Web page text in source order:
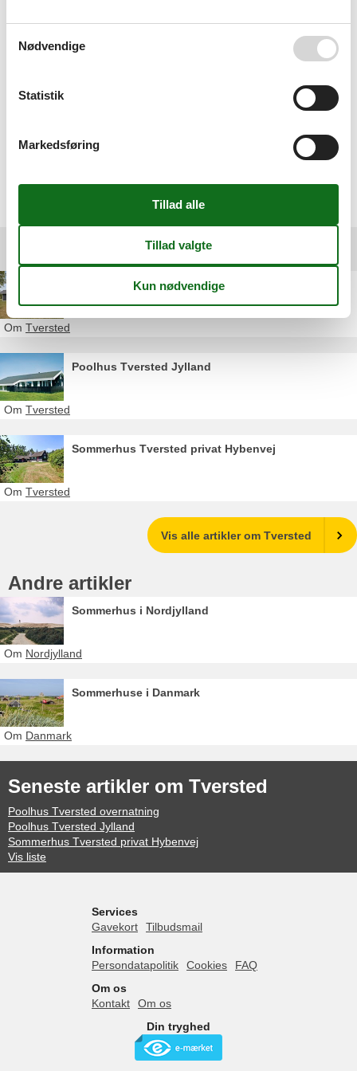
Altid uovertruffen. De to gange har det altid været
okay, og jeg vil altid anbefale jer til andre.
Vælg mellem 192 sommerhuse
Andre artikler om Tversted
Poolhus Tversted overnatning
Om Tversted
Poolhus Tversted Jylland
Om Tversted
Sommerhus Tversted privat Hybenvej
Om Tversted
Vis alle artikler om Tversted
Andre artikler
Sommerhus i Nordjylland
Om Nordjylland
Sommerhuse i Danmark
Om Danmark
Seneste artikler om Tversted
Poolhus Tversted overnatning
Poolhus Tversted Jylland
Sommerhus Tversted privat Hybenvej
Vis liste
Services
Gavekort
Tilbudsmail
Information
Persondatapolitik
Cookies
FAQ
Om os
Kontakt
Om os
Din tryghed
Nødvendige
Statistik
Markedsføring